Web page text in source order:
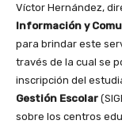
Víctor Hernández,
Información y
para brindar este
través de la cual se
inscripción del
Gestión Escolar
sobre los centros